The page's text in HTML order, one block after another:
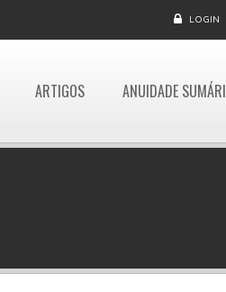
LOGIN
ARTIGOS ANUIDADE